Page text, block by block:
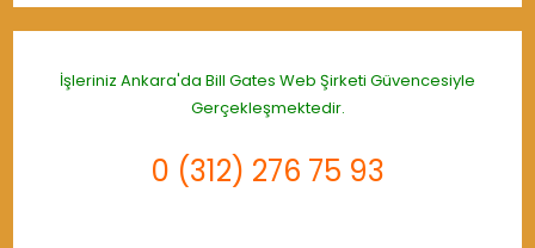
İşleriniz Ankara'da Bill Gates Web Şirketi Güvencesiyle
Gerçekleşmektedir.
0 (312) 276 75 93